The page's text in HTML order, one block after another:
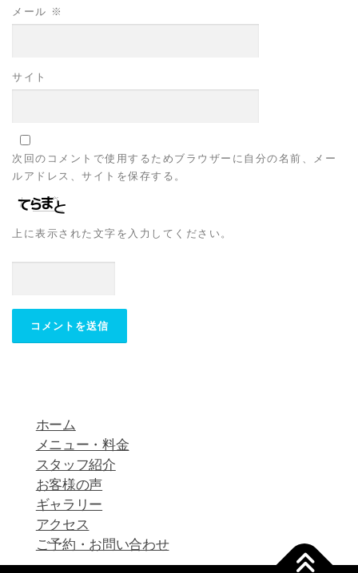
メール ※
サイト
次回のコメントで使用するためブラウザーに自分の名前、メー
ルアドレス、サイトを保存する。
上に表示された文字を入力してください。
ホーム
メニュー・料金
スタッフ紹介
お客様の声
ギャラリー
アクセス
ご予約・お問い合わせ